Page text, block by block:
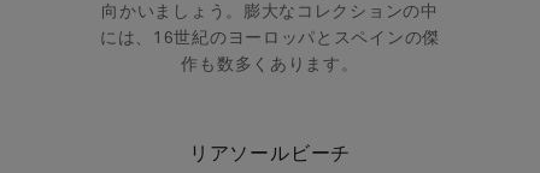
向かいましょう。膨大なコレクションの中
には、16世紀のヨーロッパとスペインの傑
作も数多くあります。
リアソールビーチ